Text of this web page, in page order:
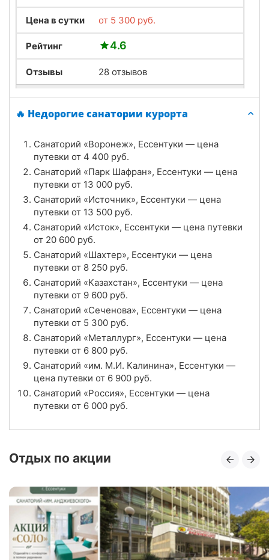
Цена в сутки от 5 300 руб.
Рейтинг 4.6
Отзывы 28 отзывов
Санаторий «Источник», Ессентуки
Цена в сутки 13 500 руб.
Рейтинг 4.9
Отзывы 16 отзывов
Санаторий «Исток», Ессентуки
Цена в сутки от20 600руб.
Рейтинг 4.8
Отзывы 13 отзывов
Санаторий «Нива», Ессентуки
Цена в сутки 6 800
Рейтинг 4.4
Отзывы 8 отзывов
Санаторий «Центр-Союз», Ессентуки
Цена в сутки от5 400руб.
Рейтинг 3.9
Отзывы 16 отзывов
Санаторий «им. М.И. Калинина», Ессентуки
Цена в сутки от6 900руб.
🔥 Недорогие санатории курорта
Санаторий «Воронеж», Ессентуки — цена
путевки от 4 400 руб.
Санаторий «Парк Шафран», Ессентуки — цена
путевки от 13 000 руб.
Санаторий «Источник», Ессентуки — цена
путевки от 13 500 руб.
Санаторий «Исток», Ессентуки — цена путевки
от 20 600 руб.
Санаторий «Шахтер», Ессентуки — цена
путевки от 8 250 руб.
Санаторий «Казахстан», Ессентуки — цена
путевки от 9 600 руб.
Санаторий «Сеченова», Ессентуки — цена
путевки от 5 300 руб.
Санаторий «Металлург», Ессентуки — цена
путевки от 6 800 руб.
Санаторий «им. М.И. Калинина», Ессентуки —
цена путевки от 6 900 руб.
Санаторий «Россия», Ессентуки — цена
путевки от 6 000 руб.
Отдых по акции